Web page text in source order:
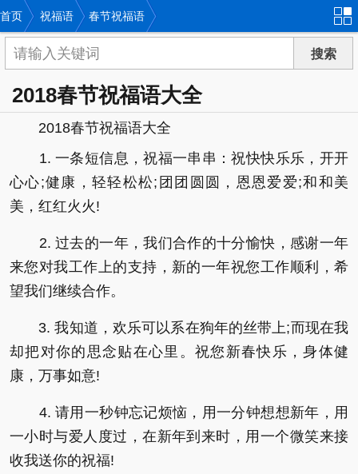
首页 祝福语 春节祝福语
2018春节祝福语大全
2018春节祝福语大全
1. 一条短信息，祝福一串串：祝快快乐乐，开开
心心;健康，轻轻松松;团团圆圆，恩恩爱爱;和和美
美，红红火火!
2. 过去的一年，我们合作的十分愉快，感谢一年
来您对我工作上的支持，新的一年祝您工作顺利，希
望我们继续合作。
3. 我知道，欢乐可以系在狗年的丝带上;而现在我
却把对你的思念贴在心里。祝您新春快乐，身体健
康，万事如意!
4. 请用一秒钟忘记烦恼，用一分钟想想新年，用
一小时与爱人度过，在新年到来时，用一个微笑来接
收我送你的祝福!